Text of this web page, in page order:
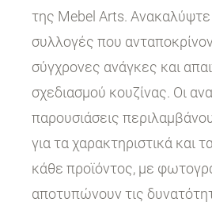
της Mebel Arts. Ανακαλύψτε
συλλογές που
σύγχρονες ανάγκες και
σχεδιασμού κουζίνας. Οι
παρουσιάσεις
για τα χαρακτηριστικά και
κάθε προϊόντος, με
αποτυπώνουν τις